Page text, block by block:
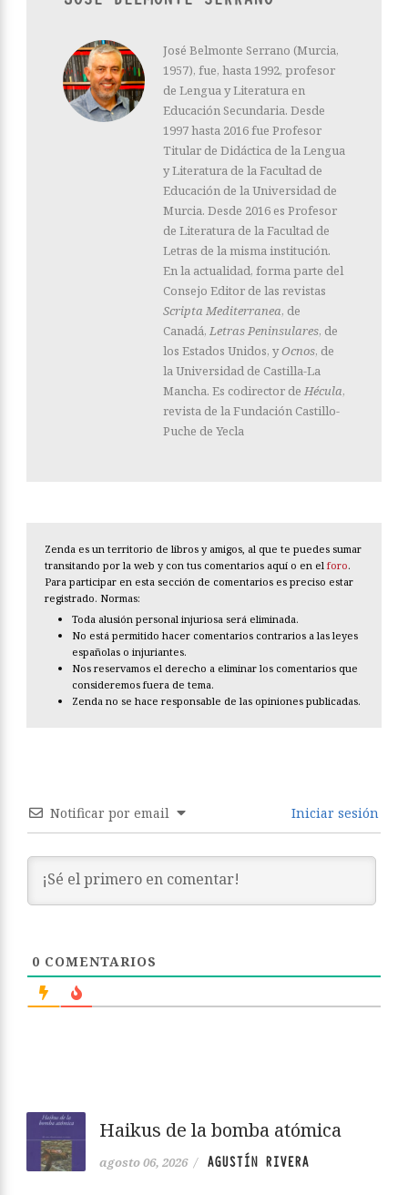
José Belmonte Serrano (Murcia,
1957), fue, hasta 1992, profesor
de Lengua y Literatura en
Educación Secundaria. Desde
1997 hasta 2016 fue Profesor
Titular de Didáctica de la Lengua
y Literatura de la Facultad de
Educación de la Universidad de
Murcia. Desde 2016 es Profesor
de Literatura de la Facultad de
Letras de la misma institución.
En la actualidad, forma parte del
Consejo Editor de las revistas
Scripta Mediterranea, de
Canadá, Letras Peninsulares, de
los Estados Unidos, yOcnos, de
la Universidad de Castilla-La
Mancha. Es codirector de Hécula,
revista de la Fundación Castillo-
Puche de Yecla
Zenda es un territorio de libros y amigos, al que te puedes sumar
transitando por la web y con tus comentarios aquí o en el foro.
Para participar en esta sección de comentarios es preciso estar
registrado. Normas:
Toda alusión personal injuriosa será eliminada.
No está permitido hacer comentarios contrarios a las leyes
españolas o injuriantes.
Nos reservamos el derecho a eliminar los comentarios que
consideremos fuera de tema.
Zenda no se hace responsable de las opiniones publicadas.
Notificar por email Iniciar sesión
0 COMENTARIOS
Haikus de la bomba atómica
agosto 06, 2026 / AGUSTÍN RIVERA